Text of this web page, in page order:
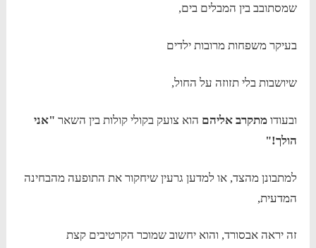
שמסתובב בין המבלים בים,
בעיקר משפחות מרובות ילדים
שיושבות בלי תזוזה על החול,
ובעודומתקרב אליהם הוא צועק בקולי קולות בין השאר "אני
הולך!"
למתבונן מהצד, או למדען גרעין שיחקור את התופעה מהבחינה
המדעית,
זה יראה אבסורד, והוא יחשוב שמוכר הקרטיבים קצת